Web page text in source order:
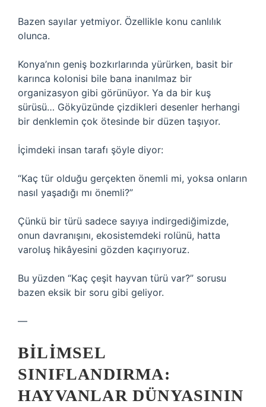
Bazen sayılar yetmiyor. Özellikle konu canlılık
olunca.
Konya’nın geniş bozkırlarında yürürken, basit bir
karınca kolonisi bile bana inanılmaz bir
organizasyon gibi görünüyor. Ya da bir kuş
sürüsü… Gökyüzünde çizdikleri desenler herhangi
bir denklemin çok ötesinde bir düzen taşıyor.
İçimdeki insan tarafı şöyle diyor:
“Kaç tür olduğu gerçekten önemli mi, yoksa onların
nasıl yaşadığı mı önemli?”
Çünkü bir türü sadece sayıya indirgediğimizde,
onun davranışını, ekosistemdeki rolünü, hatta
varoluş hikâyesini gözden kaçırıyoruz.
Bu yüzden “Kaç çeşit hayvan türü var?” sorusu
bazen eksik bir soru gibi geliyor.
—
BILIMSEL
SINIFLANDIRMA:
HAYVANLAR DÜNYASININ